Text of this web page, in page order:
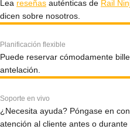
Lea reseñas auténticas de Rail
dicen sobre nosotros.
Planificación flexible
Puede reservar cómodamente
antelación.
Soporte en vivo
¿Necesita ayuda? Póngase en
atención al cliente antes o durante